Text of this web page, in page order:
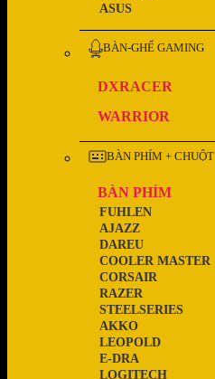
ASUS
BÀN-GHẾ GAMING
DXRACER
WARRIOR
BÀN PHÍM + CHUỘT
BÀN PHÍM
LOGITECH
E-DRA
LEOPOLD
AKKO
STEELSERIES
RAZER
CORSAIR
COOLER MASTER
DAREU
AJAZZ
FUHLEN